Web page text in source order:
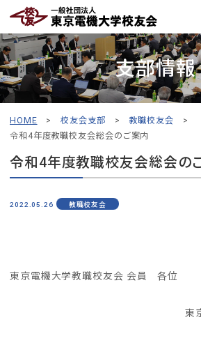
支部情報
HOME >校友会支部 > 教職校友会 >
令和4年度教職校友会総会のご案内
令和4年度教職校友会総会の
2022.05.26 教職校友会
東京電機大学教職校友会 会員 各位
東